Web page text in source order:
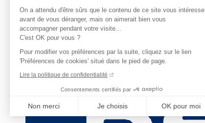
On a attendu d'être sûrs que le contenu de ce site vous intéresse
avant de vous déranger, mais on aimerait bien vous
accompagner pendant votre visite...
C'est OK pour vous ?
Pour modifier vos préférences par la suite, cliquez sur le lien
'Préférences de cookies' situé dans le pied de page.
Lire la politique de confidentialité
Consentements certifiés par
Non merci Je choisis OK pour moi